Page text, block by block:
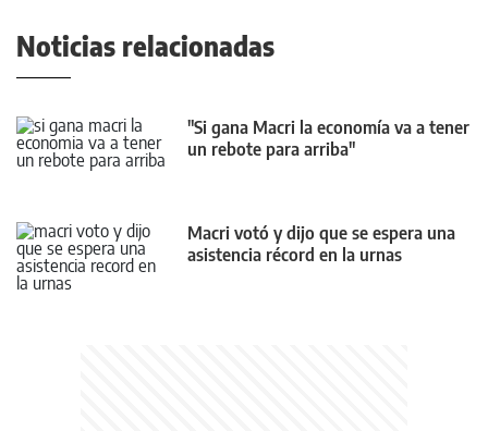
Noticias relacionadas
"Si gana Macri la economía va a tener
un rebote para arriba"
Macri votó y dijo que se espera una
asistencia récord en la urnas